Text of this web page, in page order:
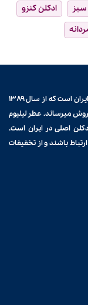
سبز
ادکلن کنزو
ایران است که از سال ۱۳۸۹
میرساند. عطر لیلیوم
اصلی در ایران است.
باشند و از تخفیفات